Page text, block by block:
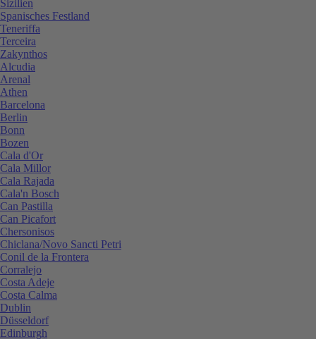
Sizilien
Spanisches Festland
Teneriffa
Terceira
Zakynthos
Alcudia
Arenal
Athen
Barcelona
Berlin
Bonn
Bozen
Cala d'Or
Cala Millor
Cala Rajada
Cala'n Bosch
Can Pastilla
Can Picafort
Chersonisos
Chiclana/Novo Sancti Petri
Conil de la Frontera
Corralejo
Costa Adeje
Costa Calma
Dublin
Düsseldorf
Edinburgh